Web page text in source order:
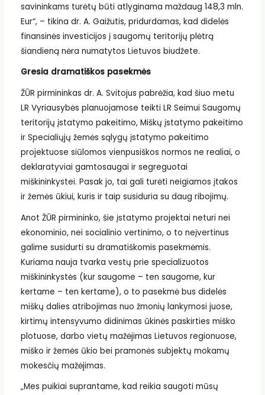
savininkams turėtų būti atlyginama maždaug 148,3 mln.
Eur“, – tikina dr. A. Gaižutis, pridurdamas, kad didelės
finansinės investicijos į saugomų teritorijų plėtrą
šiandieną nėra numatytos Lietuvos biudžete.
Gresia dramatiškos pasekmės
ŽŪR pirmininkas dr. A. Svitojus pabrėžia, kad šiuo metu
LR Vyriausybės planuojamose teikti LR Seimui Saugomų
teritorijų įstatymo pakeitimo, Miškų įstatymo pakeitimo
ir Specialiųjų žemės sąlygų įstatymo pakeitimo
projektuose siūlomos vienpusiškos normos ne realiai, o
deklaratyviai gamtosaugai ir segreguotai
miškininkystei. Pasak jo, tai gali turėti neigiamos įtakos
ir žemės ūkiui, kuris ir taip susiduria su daug ribojimų.
Anot ŽŪR pirmininko, šie įstatymo projektai neturi nei
ekonominio, nei socialinio vertinimo, o to neįvertinus
galime susidurti su dramatiškomis pasekmėmis.
Kuriama nauja tvarka vestų prie specializuotos
miškininkystės (kur saugome – ten saugome, kur
kertame – ten kertame), o to pasekmė bus didelės
miškų dalies atribojimas nuo žmonių lankymosi juose,
kirtimų intensyvumo didinimas ūkinės paskirties miško
plotuose, darbo vietų mažėjimas Lietuvos regionuose,
miško ir žemės ūkio bei pramonės subjektų mokamų
mokesčių mažėjimas.
„Mes puikiai suprantame, kad reikia saugoti mūsų